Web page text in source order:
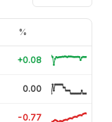
%
+0.08
0.00
-0.77